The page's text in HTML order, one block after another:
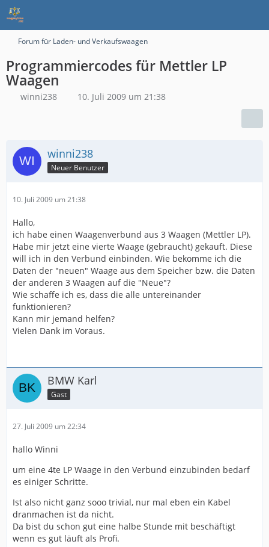
Forum für Laden- und Verkaufswaagen
Programmiercodes für Mettler LP
Waagen
winni238 10. Juli 2009 um 21:38
winni238
Neuer Benutzer
10. Juli 2009 um 21:38
Hallo,
ich habe einen Waagenverbund aus 3 Waagen (Mettler LP).
Habe mir jetzt eine vierte Waage (gebraucht) gekauft. Diese
will ich in den Verbund einbinden. Wie bekomme ich die
Daten der "neuen" Waage aus dem Speicher bzw. die Daten
der anderen 3 Waagen auf die "Neue"?
Wie schaffe ich es, dass die alle untereinander
funktionieren?
Kann mir jemand helfen?
Vielen Dank im Voraus.
BMW Karl
Gast
27. Juli 2009 um 22:34
hallo Winni
um eine 4te LP Waage in den Verbund einzubinden bedarf
es einiger Schritte.
Ist also nicht ganz sooo trivial, nur mal eben ein Kabel
dranmachen ist da nicht.
Da bist du schon gut eine halbe Stunde mit beschäftigt
wenn es gut läuft als Profi.